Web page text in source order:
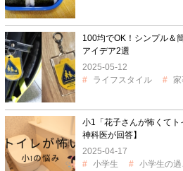
100均でOK！シンプル＆
アイデア2選
2025-05-12
ライフスタイル
家
小1「花子さんが怖くて
神科医が回答】
2025-04-17
小学生
小学生の